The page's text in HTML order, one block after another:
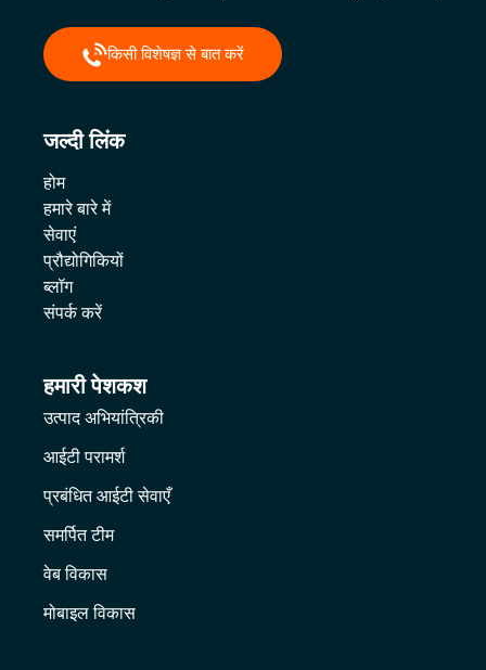
किसी विशेषज्ञ से बात करें
जल्दी लिंक
होम
हमारे बारे में
सेवाएं
प्रौद्योगिकियों
ब्लॉग
संपर्क करें
हमारी पेशकश
उत्पाद अभियांत्रिकी
आईटी परामर्श
प्रबंधित आईटी सेवाएँ
समर्पित टीम
वेब विकास
मोबाइल विकास